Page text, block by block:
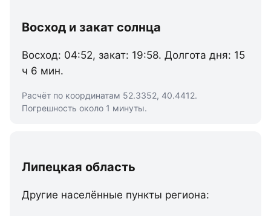
Восход и закат солнца
Восход: 04:52, закат: 19:58. Долгота дня: 15
ч 6 мин.
Расчёт по координатам 52.3352, 40.4412.
Погрешность около 1 минуты.
Липецкая область
Другие населённые пункты региона: